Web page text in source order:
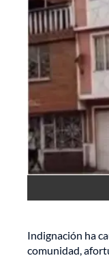
Indignación ha
comunidad,